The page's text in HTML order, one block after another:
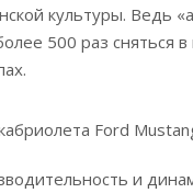
культуры. Ведь
500 раз сняться в
Ford
и